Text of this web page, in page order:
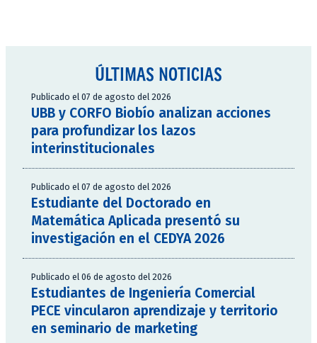
ÚLTIMAS NOTICIAS
Publicado el 07 de agosto del 2026
UBB y CORFO Biobío analizan acciones
para profundizar los lazos
interinstitucionales
Publicado el 07 de agosto del 2026
Estudiante del Doctorado en
Matemática Aplicada presentó su
investigación en el CEDYA 2026
Publicado el 06 de agosto del 2026
Estudiantes de Ingeniería Comercial
PECE vincularon aprendizaje y territorio
en seminario de marketing